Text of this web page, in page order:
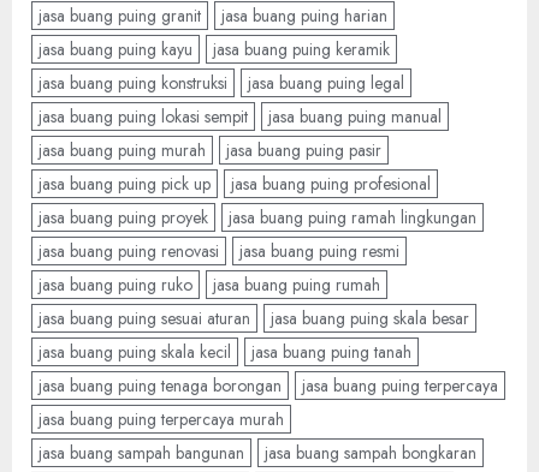
jasa buang puing granit
jasa buang puing harian
jasa buang puing kayu
jasa buang puing keramik
jasa buang puing konstruksi
jasa buang puing legal
jasa buang puing lokasi sempit
jasa buang puing manual
jasa buang puing murah
jasa buang puing pasir
jasa buang puing pick up
jasa buang puing profesional
jasa buang puing proyek
jasa buang puing ramah lingkungan
jasa buang puing renovasi
jasa buang puing resmi
jasa buang puing ruko
jasa buang puing rumah
jasa buang puing sesuai aturan
jasa buang puing skala besar
jasa buang puing skala kecil
jasa buang puing tanah
jasa buang puing tenaga borongan
jasa buang puing terpercaya
jasa buang puing terpercaya murah
jasa buang sampah bangunan
jasa buang sampah bongkaran